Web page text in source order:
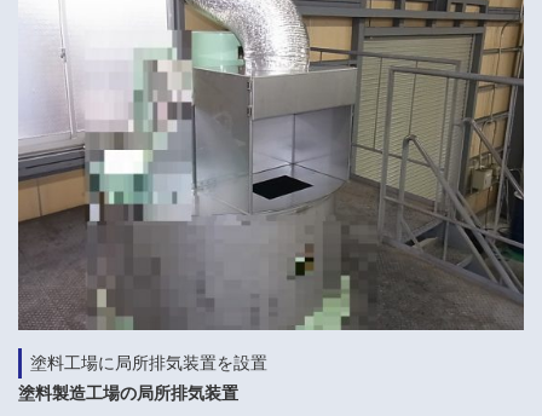
塗料工場に局所排気装置を設置
塗料製造工場の局所排気装置